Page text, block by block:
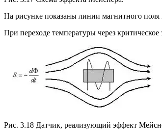
На рисунке показаны линии магнитного поля
При переходе температуры через
Рис. 3.18 Датчик, реализующий эффект